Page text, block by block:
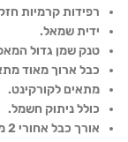
רפידות קרמיות
ידית שמאל.
טנק שמן גדול
כבל ארוך מאוד
מתאים לקורקינט.
כולל ניתוק חשמל.
אורך כבל אחורי 2 מטר מתאים לכל סוגי האופניים